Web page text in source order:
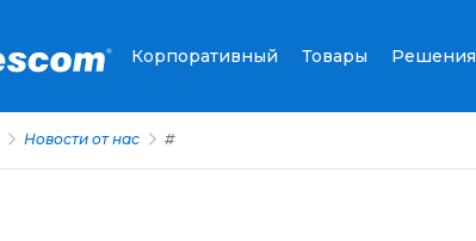
Корпоративный Товары Решения
Новости от нас #